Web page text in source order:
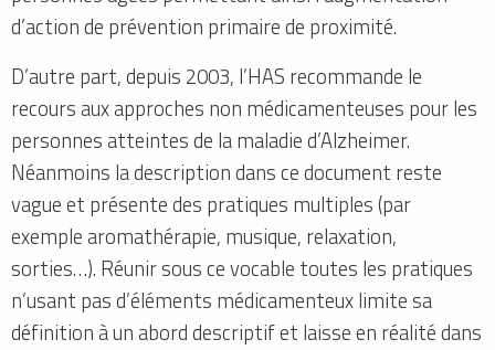
d’action de prévention primaire de proximité.
D’autre part, depuis 2003, l’HAS recommande le
recours aux approches non médicamenteuses pour les
personnes atteintes de la maladie d’Alzheimer.
Néanmoins la description dans ce document reste
vague et présente des pratiques multiples (par
exemple aromathérapie, musique, relaxation,
sorties…). Réunir sous ce vocable toutes les pratiques
n’usant pas d’éléments médicamenteux limite sa
définition à un abord descriptif et laisse en réalité dans